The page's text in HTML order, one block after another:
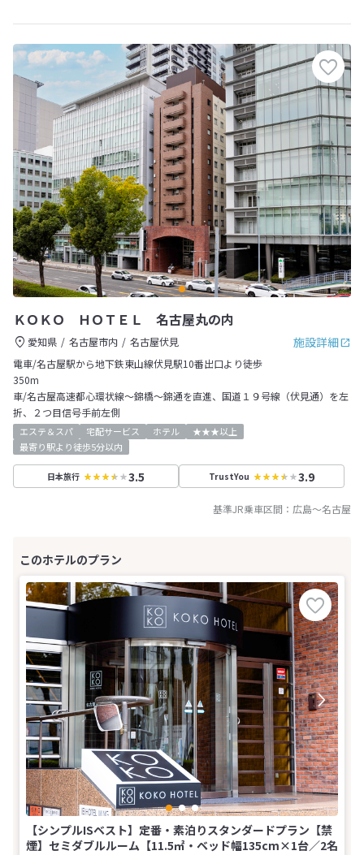
ＫＯＫＯ ＨＯＴＥＬ 名古屋丸の内
施設詳細
愛知県 名古屋市内
名古屋伏見
電車/名古屋駅から地下鉄東山線伏見駅10番出口より徒歩
350m
車/名古屋高速都心環状線～錦橋～錦通を直進、国道１９号線（伏見通）を左
折、２つ目信号手前左側
エステ＆スパ 宅配サービス ホテル
★★★以上
最寄り駅より徒歩5分以内
日本旅行 3.5 TrustYou 3.9
基準JR乗車区間： 広島～名古屋
【シンプルISベスト】定番・素泊りスタンダードプラン【禁
煙】セミダブルルーム【11.5㎡・ベッド幅135cm×1台／2名